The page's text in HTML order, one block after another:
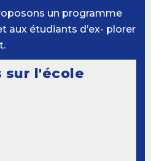
un programme
aux étudiants d’ex- plorer
sur l'école